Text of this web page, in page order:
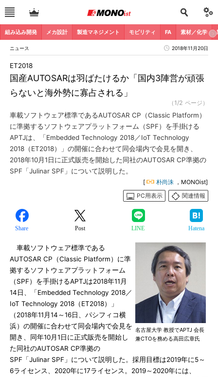
組み込み開発 メカ設計 製造マネジメント モビリティ FA 素材／化学
ニュース 2018年11月20日
国産AUTOSARは羽ばたけるか「国内3陣営が頑張
らないと海外勢に寡占される」
ET2018
（1/2 ページ）
車載ソフトウェア標準であるAUTOSAR CP（Classic Platform）
に準拠するソフトウェアプラットフォーム（SPF）を手掛ける
APTJは、「Embedded Technology 2018／IoT Technology
2018（ET2018）」の開催に合わせて同会場内で会見を開き、
2018年10月1日に正式販売を開始した同社のAUTOSAR CP準拠の
SPF「Julinar SPF」について説明した。
[ 朴尚洙 ，MONOist]
PC用表示
関連情報
Share Post LINE Hatena
名古屋大学 教授でAPTJ 会長
兼CTOを務める高田広章氏
車載ソフトウェア標準である
AUTOSAR CP（Classic Platform）に準
拠するソフトウェアプラットフォーム
（SPF）を手掛けるAPTJは2018年11月
14日、「Embedded Technology 2018／
IoT Technology 2018（ET2018）」
（2018年11月14～16日、パシフィコ横
浜）の開催に合わせて同会場内で会見を
開き、同年10月1日に正式販売を開始し
た同社のAUTOSAR CP準拠の
SPF「Julinar SPF」について説明した。採用目標は2019年に5～
6ライセンス、2020年に17ライセンス。2019～2020年には、